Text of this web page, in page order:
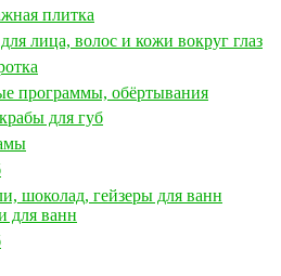
плитка
лица, волос и кожи вокруг глаз
программы, обёртывания
для губ
шоколад, гейзеры для ванн
для ванн